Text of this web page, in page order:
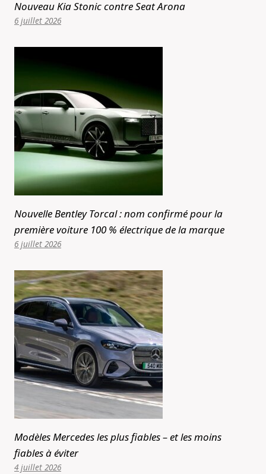
Nouveau Kia Stonic contre Seat Arona
6 juillet 2026
Nouvelle Bentley Torcal : nom confirmé pour la
première voiture 100 % électrique de la marque
6 juillet 2026
Modèles Mercedes les plus fiables – et les moins
fiables à éviter
4 juillet 2026